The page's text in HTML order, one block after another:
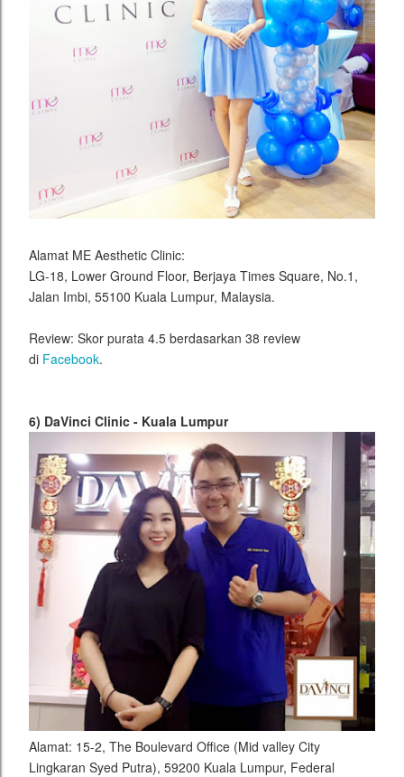
Alamat ME Aesthetic Clinic:
LG-18, Lower Ground Floor, Berjaya Times Square, No.1,
Jalan Imbi, 55100 Kuala Lumpur, Malaysia.
Review: Skor purata 4.5 berdasarkan 38 review
di Facebook.
6) DaVinci Clinic - Kuala Lumpur
Alamat: 15-2, The Boulevard Office (Mid valley City
Lingkaran Syed Putra), 59200 Kuala Lumpur, Federal